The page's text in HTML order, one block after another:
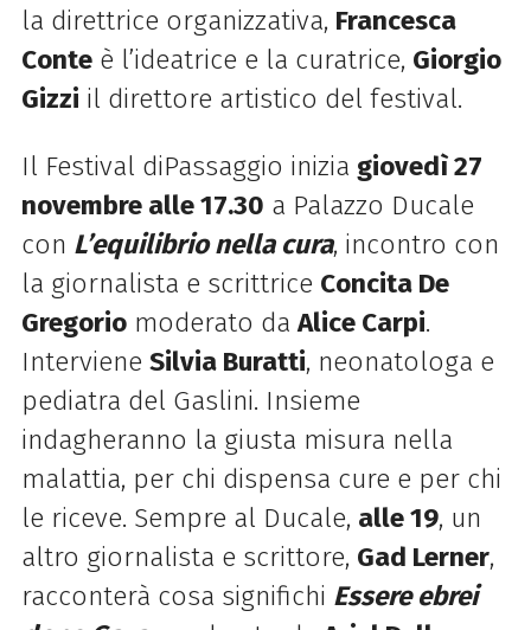
la direttrice organizzativa, Francesca
Conteè l’ideatrice e la curatrice, Giorgio
Gizzi il direttore artistico del festival.
Il Festival diPassaggio inizia giovedì 27
novembre alle 17.30 a Palazzo Ducale
con L’equilibrio nella cura, incontro con
la giornalista e scrittrice Concita De
Gregoriomoderato daAlice Carpi.
Interviene Silvia Buratti, neonatologa e
pediatra del Gaslini. Insieme
indagheranno la giusta misura nella
malattia, per chi dispensa cure e per chi
le riceve. Sempre al Ducale, alle 19, un
altro giornalista e scrittore, Gad Lerner,
racconterà cosa significhi Essere ebrei